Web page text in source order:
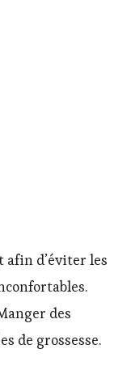
d’éviter les
des
de grossesse.